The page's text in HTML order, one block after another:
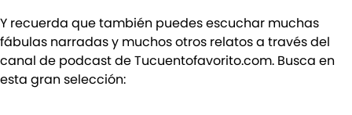
Y recuerda que también puedes escuchar muchas
fábulas narradas y muchos otros relatos a través del
canal de podcast de Tucuentofavorito.com. Busca en
esta gran selección: